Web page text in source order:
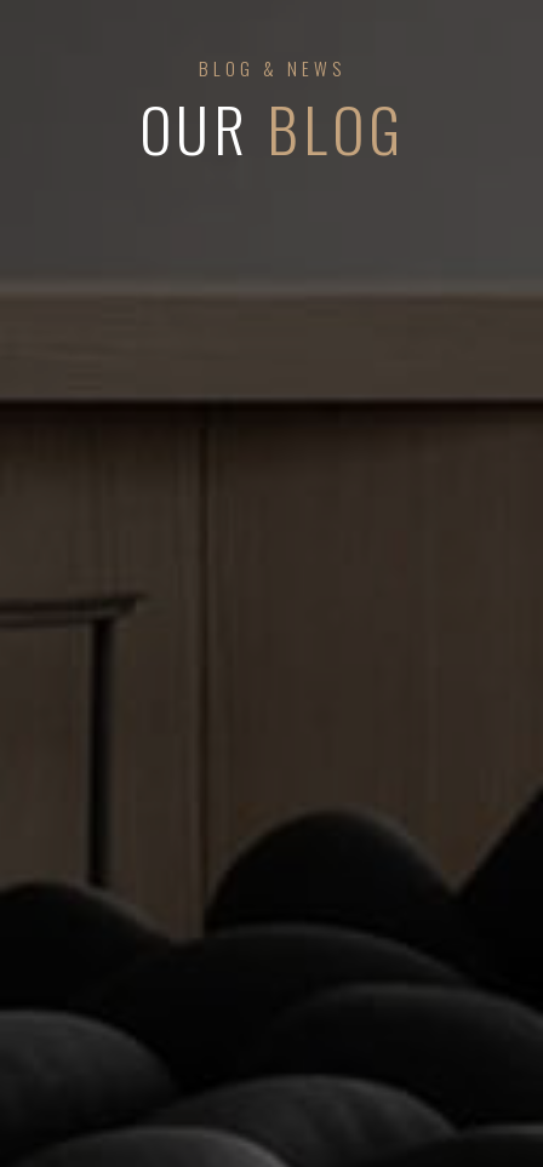
BLOG & NEWS
OUR BLOG